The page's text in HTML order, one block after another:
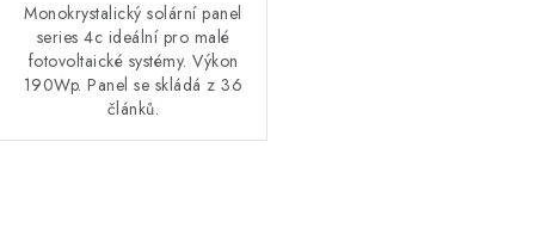
Monokrystalický solární panel
series 4c ideální pro malé
fotovoltaické systémy. Výkon
190Wp. Panel se skládá z 36
článků.